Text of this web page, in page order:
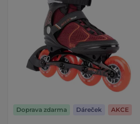
Doprava zdarma Dáreček AKCE